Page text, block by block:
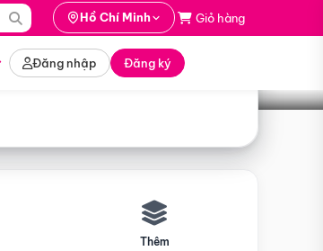
Hồ Chí Minh Giỏ hàng
Đăng nhập Đăng ký
Tìm tour
Thêm